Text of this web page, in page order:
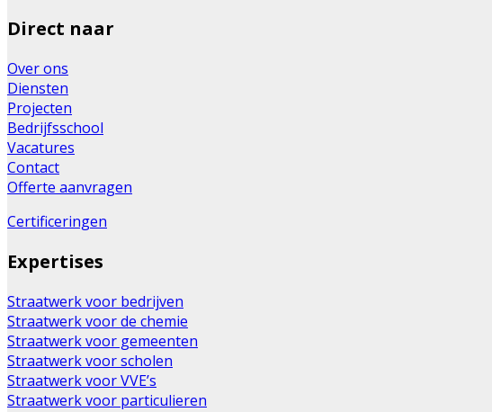
Direct naar
Over ons
Diensten
Projecten
Bedrijfsschool
Vacatures
Contact
Offerte aanvragen
Certificeringen
Expertises
Straatwerk voor bedrijven
Straatwerk voor de chemie
Straatwerk voor gemeenten
Straatwerk voor scholen
Straatwerk voor VVE’s
Straatwerk voor particulieren